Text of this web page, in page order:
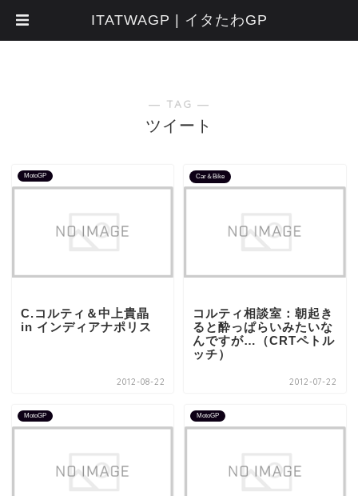
― TAG ―
ツイート
MotoGP
C.コルティ＆中上貴晶
in インディアナポリス
2012-08-22
Car＆Bike
コルティ相談室：朝起き
ると酔っぱらいみたいな
んですが…（CRTペトル
ッチ）
2012-07-22
MotoGP MotoGP
ITATWAGP | イタたわGP